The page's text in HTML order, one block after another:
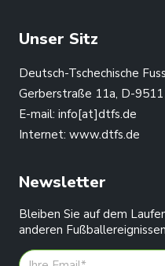
Unser Sitz
Deutsch-Tschechische
Gerberstraße 11a, D-
E-mail: info[at]dtfs.de
Internet: www.dtfs.de
Newsletter
Bleiben Sie auf dem
anderen Fußballereignissen